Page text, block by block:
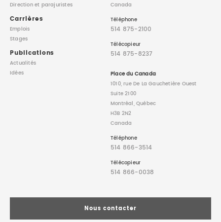
Directionet parajuristes
Carrières
Emplois
Stages
Publications
Actualités
Idées
Canada
Téléphone
514 875-2100
Télécopieur
514 875-8237
Place du Canada
1010, rue De La Gauchetière Ouest
Suite 2100
Montréal, Québec
H3B 2N2
Canada
Téléphone
514 866-3514
Télécopieur
514 866-0038
Nous contacter